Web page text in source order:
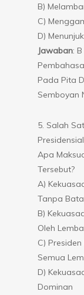
B)
C)
D)
Jawaban: B
Pada Pita
Semboyan
5. Salah
Apa
Tersebut?
A)
Tanpa
B)
Oleh
C)
Semua
D)
Dominan